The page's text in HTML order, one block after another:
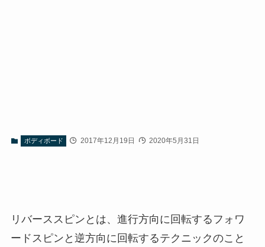
ボディボード 2017年12月19日 2020年5月31日
リバーススピンとは、進行方向に回転するフォワ
ードスピンと逆方向に回転するテクニックのこと